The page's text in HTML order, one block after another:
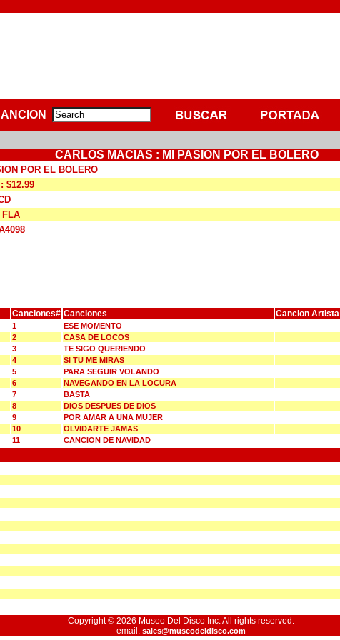
CARLOS MACIAS : MI PASION POR EL BOLERO
POR EL BOLERO
$12.99
FLA
Canciones# Canciones Cancion Artista
1
ESE MOMENTO
2
CASA DE LOCOS
3
TE SIGO QUERIENDO
4
SI TU ME MIRAS
5
PARA SEGUIR VOLANDO
6
NAVEGANDO EN LA LOCURA
7
BASTA
8
DIOS DESPUES DE DIOS
9
POR AMAR A UNA MUJER
10
OLVIDARTE JAMAS
11 CANCION DE NAVIDAD
Copyright © 2026 Museo Del Disco Inc. All rights reserved.
email: sales@museodeldisco.com